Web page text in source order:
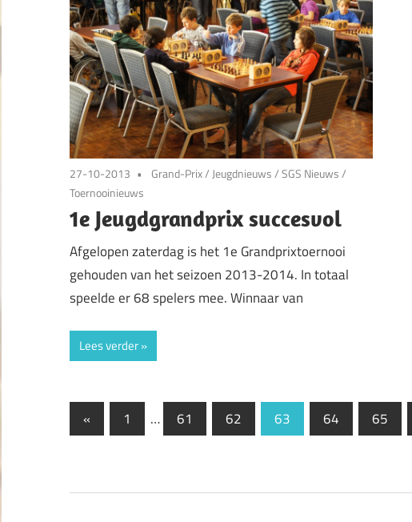
27-10-2013 Grand-Prix/ Jeugdnieuws/SGS Nieuws/
Toernooinieuws
1e Jeugdgrandprix succesvol
Afgelopen zaterdag is het 1e Grandprixtoernooi
gehouden van het seizoen 2013-2014. In totaal
speelde er 68 spelers mee. Winnaar van
Lees verder
Berichten
« Vorige
berichten
1 … 61 62 63 64 65